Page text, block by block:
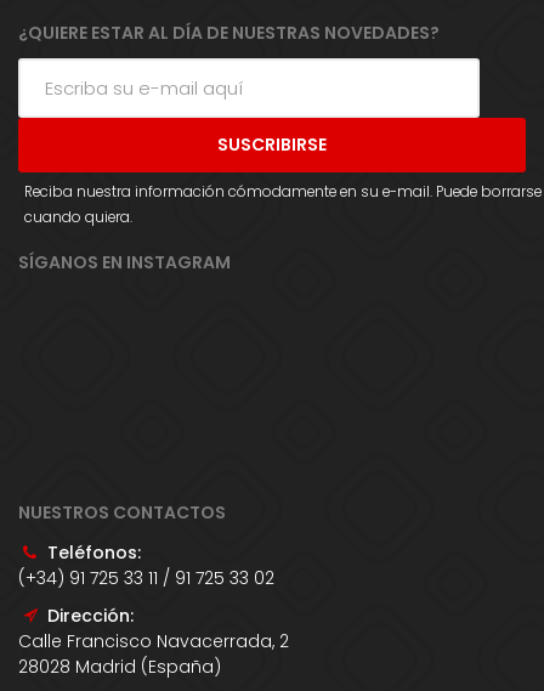
¿QUIERE ESTAR AL DÍA DE NUESTRAS NOVEDADES?
Reciba nuestra información cómodamente en su e-mail. Puede borrarse
cuando quiera.
SÍGANOS EN INSTAGRAM
NUESTROS CONTACTOS
Teléfonos:
(+34) 91 725 33 11 / 91 725 33 02
Dirección:
Calle Francisco Navacerrada, 2
28028 Madrid (España)